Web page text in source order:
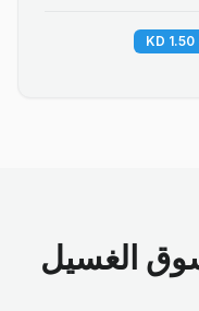
الغسيل